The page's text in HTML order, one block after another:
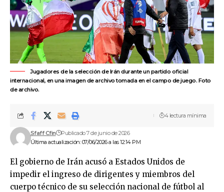
Jugadores de la selección de Irán durante un partido oficial
internacional, en una imagen de archivo tomada en el campo de juego. Foto
de archivo.
Última actualización: 07/06/2026 a las 12:14 PM
Sfaff Cfin Publicado 7 de junio de 2026
4 lectura mínima
El gobierno de Irán acusó a Estados Unidos de
impedir el ingreso de dirigentes y miembros del
cuerpo técnico de su selección nacional de fútbol al